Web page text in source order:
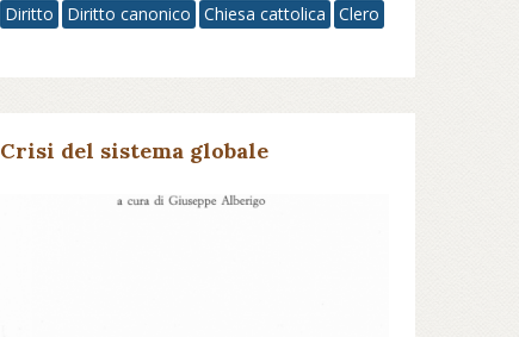
Diritto
Diritto canonico Chiesa cattolica Clero
Crisi del sistema globale